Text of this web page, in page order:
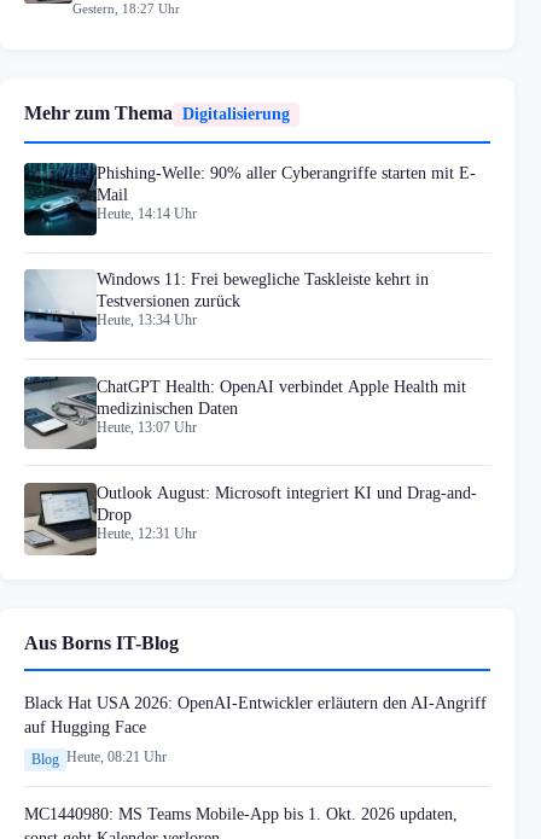
Gestern, 18:27 Uhr
Mehr zum Thema Digitalisierung
Phishing-Welle: 90% aller Cyberangriffe starten mit E-
Mail
Heute, 14:14 Uhr
Windows 11: Frei bewegliche Taskleiste kehrt in
Testversionen zurück
Heute, 13:34 Uhr
ChatGPT Health: OpenAI verbindet Apple Health mit
medizinischen Daten
Heute, 13:07 Uhr
Outlook August: Microsoft integriert KI und Drag-and-
Drop
Heute, 12:31 Uhr
Aus Borns IT-Blog
Black Hat USA 2026: OpenAI-Entwickler erläutern den AI-Angriff
auf Hugging Face
Blog Heute, 08:21 Uhr
MC1440980: MS Teams Mobile-App bis 1. Okt. 2026 updaten,